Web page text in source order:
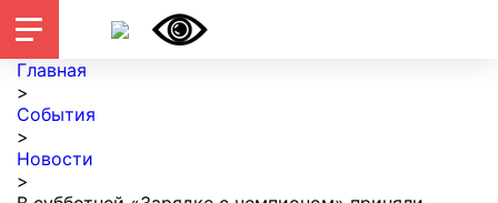
Главная
>
События
>
Новости
>